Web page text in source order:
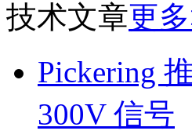
技术文章更
Pickering
300V 信号